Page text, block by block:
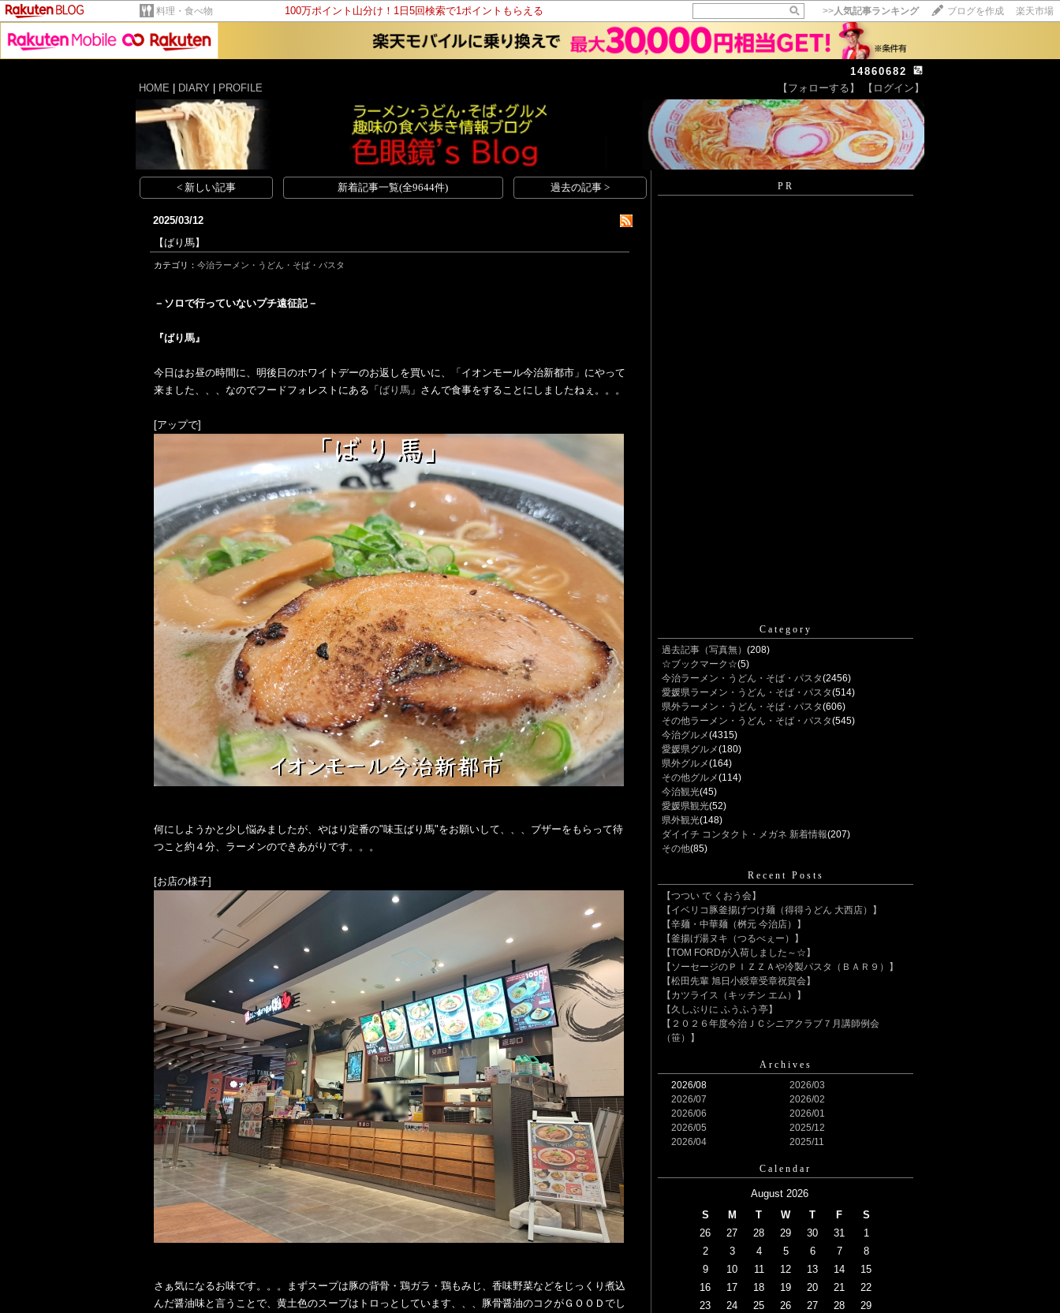
料理・食べ物 100万ポイント山分け！1日5回検索で1ポイントもらえる >>人気記事ランキング ブログを作成 楽天市場
14860682
HOME
DIARY PROFILE 【フォローする】 【ログイン】
15記事にいいね！で1ポイント
いいね!
< 新しい記事 新着記事一覧(全9644件) 過去の記事 >
2025/03/12
【ばり馬】
カテゴリ：今治ラーメン・うどん・そば・パスタ
－ソロで行っていないプチ遠征記－
『ばり馬』
今日はお昼の時間に、明後日のホワイトデーのお返しを買いに、「イオンモール今治新都市」にやって
来ました、、、なのでフードフォレストにある「ばり馬 」さんで食事をすることにしましたねぇ。。。
[アップで]
何にしようかと少し悩みましたが、やはり定番の"味玉ばり馬"をお願いして、、、ブザーをもらって待
つこと約４分、ラーメンのできあがりです。。。
[お店の様子]
さぁ気になるお味です。。。まずスープは豚の背骨・鶏ガラ・鶏もみじ、香味野菜などをじっくり煮込
んだ醤油味と言うことで、黄土色のスープはトロっとしています、、、豚骨醤油のコクがＧＯＯＤでし
PR
Category
過去記事（写真無） (208)
☆ブックマーク☆(5)
今治ラーメン・うどん・そば・パスタ(2456)
愛媛県ラーメン・うどん・そば・パスタ(514)
県外ラーメン・うどん・そば・パスタ(606)
その他ラーメン・うどん・そば・パスタ(545)
今治グルメ(4315)
愛媛県グルメ(180)
県外グルメ(164)
その他グルメ(114)
今治観光(45)
愛媛県観光(52)
県外観光(148)
ダイイチ コンタクト・メガネ 新着情報(207)
その他(85)
Recent Posts
【つつい で くおう会】
【イベリコ豚釜揚げつけ麺（得得うどん 大西店）】
【辛麺・中華麺（桝元 今治店）】
【釜揚げ湯ヌキ（つるべぇー）】
【TOM FORDが入荷しました～☆】
【ソーセージのＰＩＺＺＡや冷製パスタ（ＢＡＲ９）】
【松田先輩 旭日小綬章受章祝賀会】
【カツライス（キッチン エム）】
【久しぶりに ふうふう亭】
【２０２６年度今治ＪＣシニアクラブ７月講師例会
（笹）】
Archives
2026/08
2026/07
2026/06
2026/05
2026/04
2026/03
2026/02
2026/01
2025/12
2025/11
Calendar
August 2026
S
M T W T F
S
26
27 28 29 30 31
1
2
3 4 5 6 7
8
9
10 11 12 13 14
15
16
17 18 19 20 21
22
23
24 25 26 27 28
29